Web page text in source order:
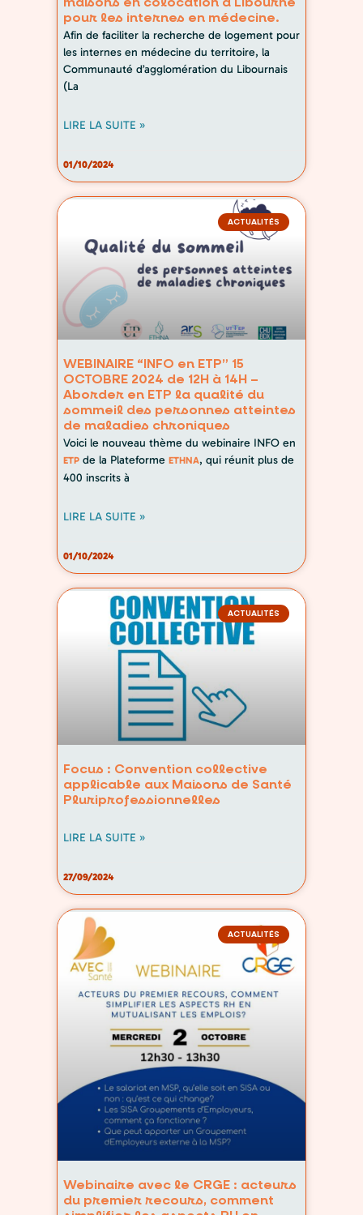
pour les internes en médecine.
Afin de faciliter la recherche de logement pour
les internes en médecine du territoire, la
Communauté d’agglomération du Libournais
(La
LIRE LA SUITE »
01/10/2024
ACTUALITÉS
WEBINAIRE “INFO en ETP” 15
OCTOBRE 2024 de 12H à 14H –
Aborder en ETP la qualité du
sommeil des personnes atteintes
de maladies chroniques
Voici le nouveau thème du webinaire INFO en
ETP de la Plateforme ETHNA, qui réunit plus de
400 inscrits à
LIRE LA SUITE »
01/10/2024
ACTUALITÉS
Focus : Convention collective
applicable aux Maisons de Santé
Pluriprofessionnelles
LIRE LA SUITE »
27/09/2024
ACTUALITÉS
Webinaire avec le CRGE : acteurs
du premier recours, comment